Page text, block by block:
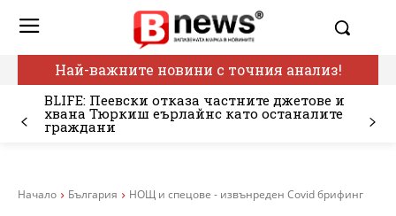
Най-важните новини с точния анализ!
BLIFE: Пеевски отказа частните джетове и
хвана Тюркиш еърлайнс като останалите
граждани
Начало България НОЩ и спецове - извънреден Covid брифинг